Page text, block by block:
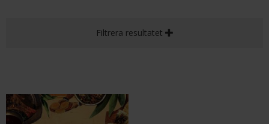
Filtrera resultatet